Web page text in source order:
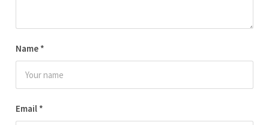
Name *
Email *